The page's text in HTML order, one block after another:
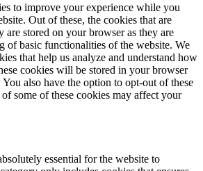
to improve your experience while you
Out of these, the cookies that are
are stored on your browser as they are
of basic functionalities of the website. We
that help us analyze and understand how
cookies will be stored in your browser
also have the option to opt-out of these
some of these cookies may affect your
essential for the website to